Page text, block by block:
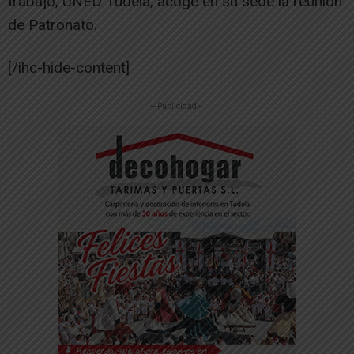
de Patronato.
[/ihc-hide-content]
-- Publicidad --